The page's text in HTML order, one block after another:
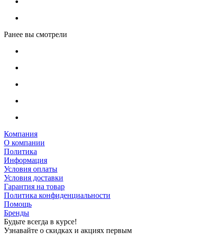
Ранее вы смотрели
Компания
О компании
Политика
Информация
Условия оплаты
Условия доставки
Гарантия на товар
Политика конфиденциальности
Помощь
Бренды
Будьте всегда в курсе!
Узнавайте о скидках и акциях первым